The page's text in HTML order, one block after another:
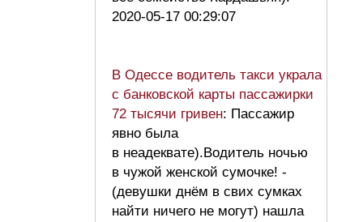
2020-05-17 00:29:07
В Одессе водитель такси украла
с банковской карты пассажирки
72 тысячи гривен: Пассажир
явно была
в неадеквате).Водитель ночью
в чужой женской сумочке! -
(девушки днём в свих сумках
найти ничего не могут) нашла